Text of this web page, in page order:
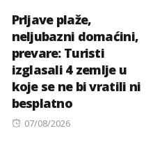
Prljave plaže,
neljubazni domaćini,
prevare: Turisti
izglasali 4 zemlje u
koje se ne bi vratili ni
besplatno
Posted
07/08/2026